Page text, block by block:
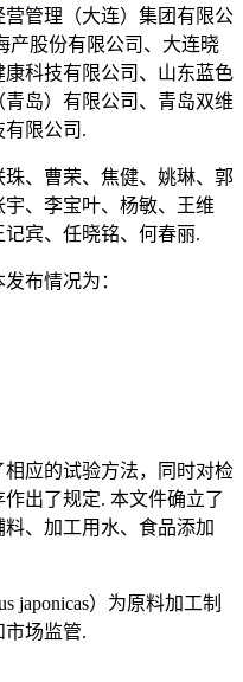
管理（大连）集团有限公
产股份有限公司、大连晓
科技有限公司、山东蓝色
岛）有限公司、青岛双维
限公司.
、曹荣、焦健、姚琳、郭
、李宝叶、杨敏、王维
宾、任晓铭、何春丽.
布情况为：
应的试验方法，同时对检
出了规定. 本文件确立了
、加工用水、食品添加
japonicas）为原料加工制
场监管.